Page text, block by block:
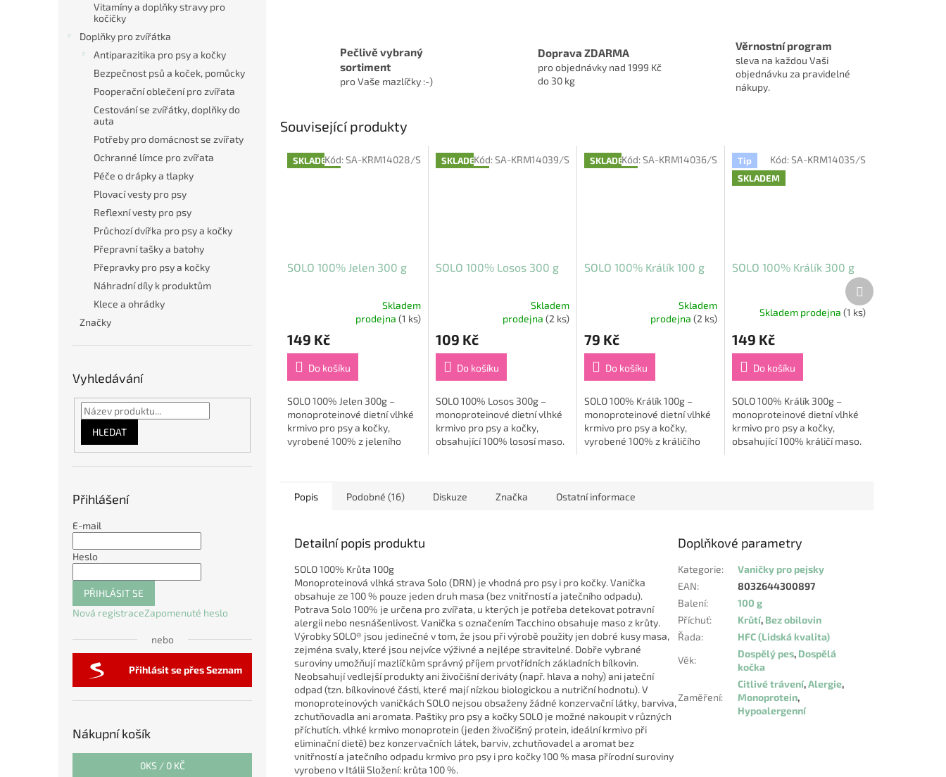
Vitamíny a doplňky stravy pro
kočičky
Doplňky pro zvířátka
Antiparazitika pro psy a kočky
Bezpečnost psů a koček, pomůcky
Pooperační oblečení pro zvířata
Cestování se zvířátky, doplňky do
auta
Potřeby pro domácnost se zvířaty
Ochranné límce pro zvířata
Péče o drápky a tlapky
Plovací vesty pro psy
Reflexní vesty pro psy
Průchozí dvířka pro psy a kočky
Přepravní tašky a batohy
Přepravky pro psy a kočky
Náhradní díly k produktům
Klece a ohrádky
Značky
Vyhledávání
HLEDAT
Přihlášení
E-mail
Heslo
PŘIHLÁSIT SE
Nová registraceZapomenuté heslo
nebo
Přihlásit se přes Seznam
Nákupní košík
0KS / 0 KČ
Pečlivě vybraný
sortiment
pro Vaše mazlíčky :-)
Doprava ZDARMA
pro objednávky nad 1999 Kč
do 30 kg
Věrnostní program
sleva na každou Vaši
objednávku za pravidelné
nákupy.
Související produkty
SKLADEM
SOLO 100% Jelen 300 g
produktu
je
z
hvězdiček.
Skladem
prodejna (1 ks)
149 Kč
Do košíku
SOLO 100% Jelen 300g –
monoproteinové dietní vlhké
krmivo pro psy a kočky,
vyrobené 100% z jeleního
Kód:SA-KRM14028/S SKLADEM
SOLO 100% Losos 300 g
produktu
je
z
hvězdiček.
Skladem
prodejna (2 ks)
109 Kč
Do košíku
SOLO 100% Losos 300g –
monoproteinové dietní vlhké
krmivo pro psy a kočky,
obsahující 100% lososí maso.
Kód:SA-KRM14039/S SKLADEM
SOLO 100% Králík 100 g
produktu
je
z
hvězdiček.
Skladem
prodejna(2 ks)
79 Kč
Do košíku
SOLO 100% Králík 100g –
monoproteinové dietní vlhké
krmivo pro psy a kočky,
vyrobené 100% z králičího
Kód:SA-KRM14036/S
Tip
SKLADEM
SOLO 100% Králík 300 g
Skladem prodejna (1 ks)
149 Kč
Do košíku
SOLO 100% Králík 300g –
monoproteinové dietní vlhké
krmivo pro psy a kočky,
obsahující 100% králičí maso.
Kód:SA-KRM14035/S
Další
produkt
Popis Podobné (16) Diskuze Značka Ostatní informace
Detailní popis produktu
SOLO 100% Krůta 100g
Monoproteinová vlhká strava Solo (DRN) je vhodná pro psy i pro kočky. Vanička
obsahuje ze 100 % pouze jeden druh masa (bez vnitřností a jatečního odpadu).
Potrava Solo 100% je určena pro zvířata, u kterých je potřeba detekovat potravní
alergii nebo nesnášenlivost. Vanička s označením Tacchino obsahuje maso z krůty.
Výrobky SOLO® jsou jedinečné v tom, že jsou při výrobě použity jen dobré kusy masa,
zejména svaly, které jsou nejvíce výživné a nejlépe stravitelné. Dobře vybrané
suroviny umožňují mazlíčkům správný příjem prvotřídních základních bílkovin.
Neobsahují vedlejší produkty ani živočišní deriváty (např. hlava a nohy) ani jateční
odpad (tzn. bílkovinové části, které mají nízkou biologickou a nutriční hodnotu). V
monoproteinových vaničkách SOLO nejsou obsaženy žádné konzervační látky, barviva,
zchutňovadla ani aromata. Paštiky pro psy a kočky SOLO je možné nakoupit v různých
příchutích. vlhké krmivo monoprotein (jeden živočišný protein, ideální krmivo při
eliminační dietě) bez konzervačních látek, barviv, zchutňovadel a aromat bez
vnitřností a jatečního odpadu krmivo pro psy i pro kočky 100 % masa přírodní suroviny
vyrobeno v Itálii Složení: krůta 100 %.
Doplňkové parametry
Kategorie:
Vaničky pro pejsky
EAN:
8032644300897
Balení:
100 g
Příchuť: Krůtí, Bez obilovin
Řada:
HFC (Lidská kvalita)
Věk:
Dospělý pes, Dospělá
kočka
Zaměření:
Citlivé trávení,Alergie,
Monoprotein,
Hypoalergenní